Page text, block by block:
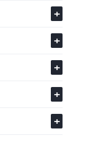
+
+
+
+
+